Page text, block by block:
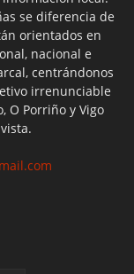
se diferencia de
orientados en
nacional e
centrándonos
irrenunciable
O Porriño y Vigo